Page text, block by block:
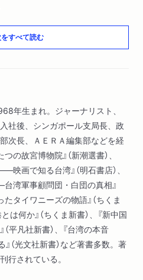
うべきか
すべて読む
年生まれ。ジャーナリスト、
社後、シンガポール支局長、政
次長、ＡＥＲＡ編集部などを経
の故宮博物院』（新潮選書）、
画で知る台湾』（明石書店）、
湾軍事顧問団・白団の真相』
タイワニーズの物語』（ちくま
は何か』（ちくま新書）、『新中国
平凡社新書）、『台湾の本音
（光文社新書）など著書多数。著
行されている。